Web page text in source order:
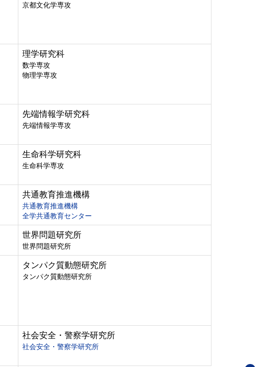
京都文化学専攻
理学研究科
数学専攻
物理学専攻
先端情報学研究科
先端情報学専攻
生命科学研究科
生命科学専攻
共通教育推進機構
共通教育推進機構
全学共通教育センター
世界問題研究所
世界問題研究所
タンパク質動態研究所
タンパク質動態研究所
社会安全・警察学研究所
社会安全・警察学研究所